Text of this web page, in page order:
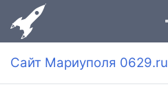
Сайт Мариуполя 0629.ru